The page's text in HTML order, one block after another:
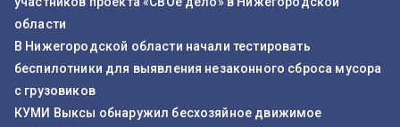
области
В Нижегородской области начали тестировать
беспилотники для выявления незаконного сброса мусора
с грузовиков
КУМИ Выксы обнаружил бесхозяйное движимое